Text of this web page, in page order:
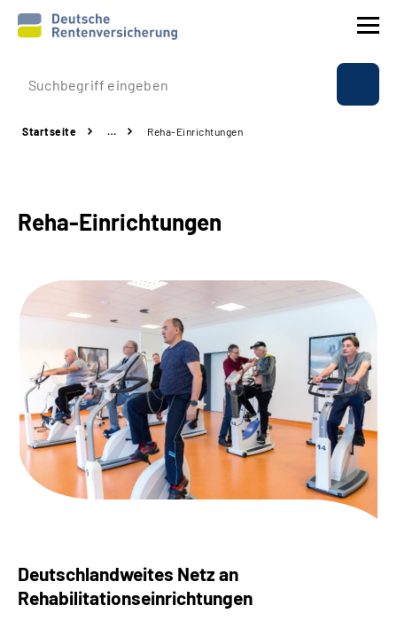
Prävention
Experten
Über uns & Presse
Online-Services
Suche
Language
Leichte Sprache
Startseite … Reha-Einrichtungen
Reha-Einrichtungen
Deutschlandweites Netz an
Rehabilitationseinrichtungen